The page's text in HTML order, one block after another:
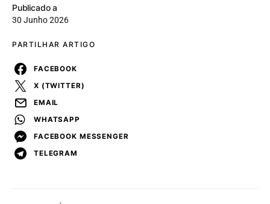
Publicado a
30 Junho 2026
PARTILHAR ARTIGO
FACEBOOK
X (TWITTER)
EMAIL
WHATSAPP
FACEBOOK MESSENGER
TELEGRAM